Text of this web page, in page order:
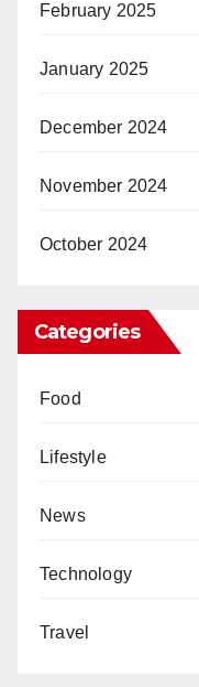
February 2025
January 2025
December 2024
November 2024
October 2024
Categories
Food
Lifestyle
News
Technology
Travel